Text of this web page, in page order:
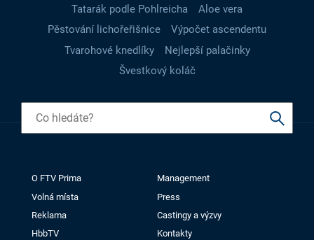
Tatarák podle Pohlreicha
Aloe vera
Pěstování lichořeřišnice
Výpočet ascendentu
Tvarohové knedlíky
Nejlepší palačinky
Švestkový koláč
O FTV Prima
Management
Volná místa
Press
Reklama
Castingy a výzvy
HbbTV
Kontakty